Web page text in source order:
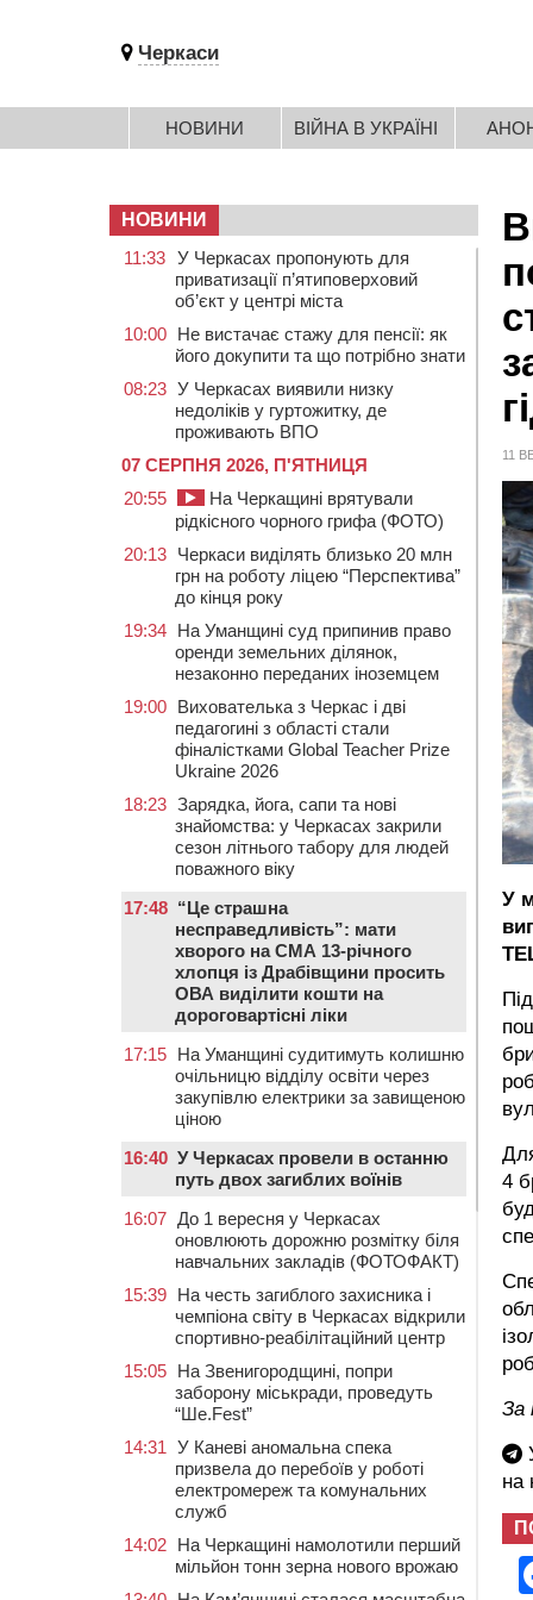
Черкаси
НОВИНИ ВІЙНА В УКРАЇНІ
11
У
4
За
на
НОВИНИ
11:33 У Черкасах пропонують для
приватизації п’ятиповерховий
об’єкт у центрі міста
10:00 Не вистачає стажу для пенсії: як
його докупити та що потрібно знати
08:23 У Черкасах виявили низку
недоліків у гуртожитку, де
проживають ВПО
07 СЕРПНЯ 2026, П'ЯТНИЦЯ
20:55
На Черкащині врятували
рідкісного чорного грифа (ФОТО)
20:13 Черкаси виділять близько 20 млн
грн на роботу ліцею “Перспектива”
до кінця року
19:34 На Уманщині суд припинив право
оренди земельних ділянок,
незаконно переданих іноземцем
19:00 Вихователька з Черкас і дві
педагогині з області стали
фіналістками Global Teacher Prize
Ukraine 2026
18:23 Зарядка, йога, сапи та нові
знайомства: у Черкасах закрили
сезон літнього табору для людей
поважного віку
17:48 “Це страшна
несправедливість”: мати
хворого на СМА 13-річного
хлопця із Драбівщини просить
ОВА виділити кошти на
дороговартісні ліки
17:15 На Уманщині судитимуть колишню
очільницю відділу освіти через
закупівлю електрики за завищеною
ціною
16:40 У Черкасах провели в останню
путь двох загиблих воїнів
16:07 До 1 вересня у Черкасах
оновлюють дорожню розмітку біля
навчальних закладів (ФОТОФАКТ)
15:39 На честь загиблого захисника і
чемпіона світу в Черкасах відкрили
спортивно-реабілітаційний центр
15:05 На Звенигородщині, попри
заборону міськради, проведуть
“Ше.Fest”
14:31 У Каневі аномальна спека
призвела до перебоїв у роботі
електромереж та комунальних
служб
14:02 На Черкащині намолотили перший
мільйон тонн зерна нового врожаю